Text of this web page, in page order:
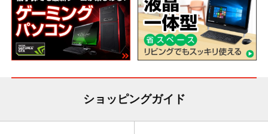
ショッピングガイド